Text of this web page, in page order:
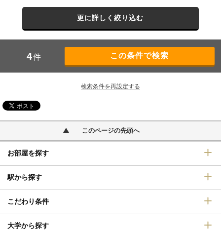
更に詳しく絞り込む
4件
検索条件を再設定する
このページの先頭へ
お部屋を探す
駅から探す
こだわり条件
大学から探す